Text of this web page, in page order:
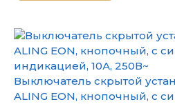
Выключатель скрытой
ALING EON, кнопочный, с